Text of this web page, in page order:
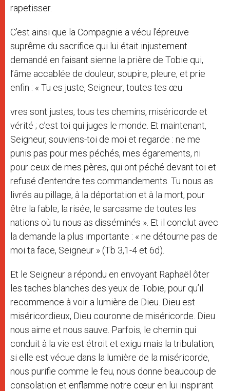
rapetisser.
C’est ainsi que la Compagnie a vécu l’épreuve
suprême du sacrifice qui lui était injustement
demandé en faisant sienne la prière de Tobie qui,
l’âme accablée de douleur, soupire, pleure, et prie
enfin : « Tu es juste, Seigneur, toutes tes œu
vres sont justes, tous tes chemins, miséricorde et
vérité ; c’est toi qui juges le monde. Et maintenant,
Seigneur, souviens-toi de moi et regarde : ne me
punis pas pour mes péchés, mes égarements, ni
pour ceux de mes pères, qui ont péché devant toi et
refusé d’entendre tes commandements. Tu nous as
livrés au pillage, à la déportation et à la mort, pour
être la fable, la risée, le sarcasme de toutes les
nations où tu nous as disséminés ». Et il conclut avec
la demande la plus importante : « ne détourne pas de
moi ta face, Seigneur » (Tb 3,1-4 et 6d).
Et le Seigneur a répondu en envoyant Raphaël ôter
les taches blanches des yeux de Tobie, pour qu’il
recommence à voir a lumière de Dieu. Dieu est
miséricordieux, Dieu couronne de miséricorde. Dieu
nous aime et nous sauve. Parfois, le chemin qui
conduit à la vie est étroit et exigu mais la tribulation,
si elle est vécue dans la lumière de la miséricorde,
nous purifie comme le feu, nous donne beaucoup de
consolation et enflamme notre cœur en lui inspirant